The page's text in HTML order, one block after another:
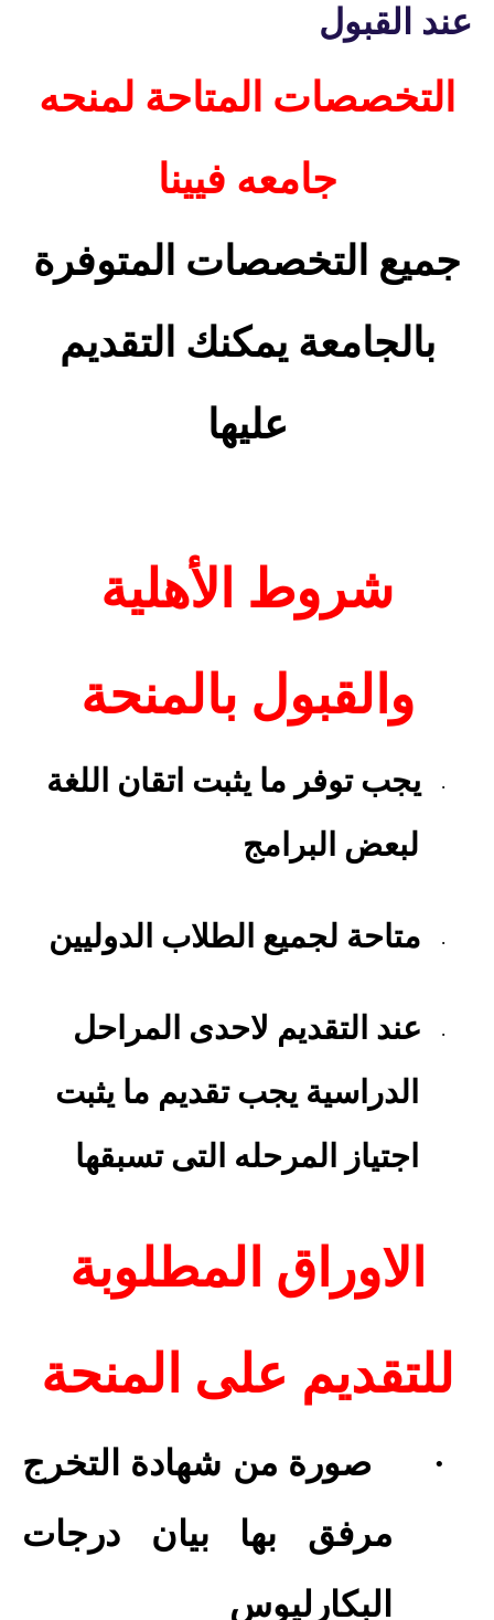
عند القبول
التخصصات المتاحة لمنحه
جامعه فيينا
جميع التخصصات المتوفرة
بالجامعة يمكنك التقديم
عليها
شروط الأهلية
والقبول بالمنحة
·
يجب توفر ما يثبت اتقان اللغة
لبعض البرامج
· متاحة لجميع الطلاب الدوليين
·
عند التقديم لاحدى المراحل
الدراسية يجب تقديم ما يثبت
اجتياز المرحله التى تسبقها
الاوراق المطلوبة
للتقديم على المنحة
·
صورة من شهادة التخرج
مرفق بها بيان درجات
البكارليوس